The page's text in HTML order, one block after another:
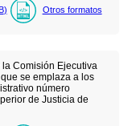
) Otros formatos
Comisión Ejecutiva
se emplaza a los
número
de Justicia de